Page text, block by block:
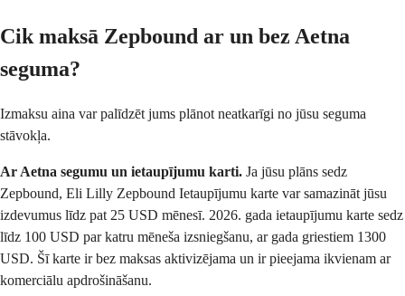
Cik maksā Zepbound ar un bez Aetna
seguma?
Izmaksu aina var palīdzēt jums plānot neatkarīgi no jūsu seguma
stāvokļa.
Ar Aetna segumu un ietaupījumu karti. Ja jūsu plāns sedz
Zepbound, Eli Lilly Zepbound Ietaupījumu karte var samazināt jūsu
izdevumus līdz pat 25 USD mēnesī. 2026. gada ietaupījumu karte sedz
līdz 100 USD par katru mēneša izsniegšanu, ar gada griestiem 1300
USD. Šī karte ir bez maksas aktivizējama un ir pieejama ikvienam ar
komerciālu apdrošināšanu.